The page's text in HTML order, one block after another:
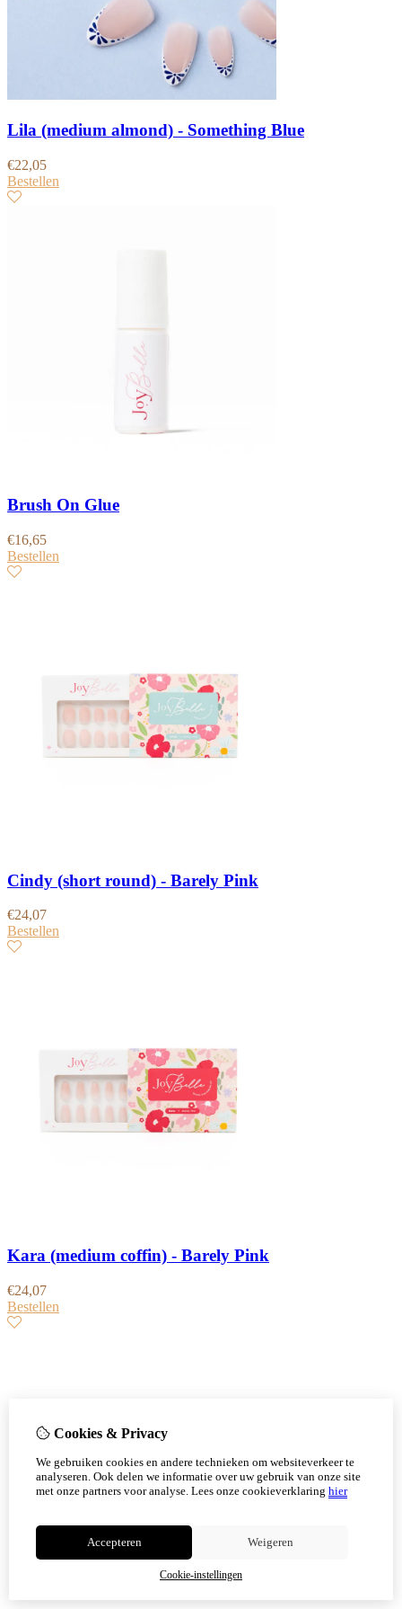
Lila (medium almond) - Something Blue
€22,05
Bestellen
Brush On Glue
€16,65
Bestellen
Cindy (short round) - Barely Pink
€24,07
Bestellen
Kara (medium coffin) - Barely Pink
€24,07
Bestellen
Cookies & Privacy
We gebruiken cookies en andere technieken om websiteverkeer te
analyseren. Ook delen we informatie over uw gebruik van onze site
met onze partners voor analyse. Lees onze cookieverklaring hier
Accepteren Weigeren
Cookie-instellingen